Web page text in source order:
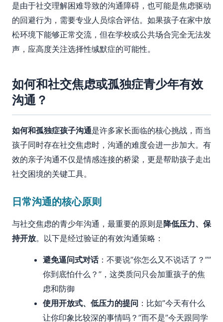
是由于社交理解困难导致的沟通障碍，也可能是焦虑驱动
的回避行为，需要专业人员综合评估。如果孩子在家中放
松环境下能够正常交流，但在学校或公共场合完全无法发
声，应高度关注选择性缄默症的可能性。
如何和社交焦虑或孤独症青少年有效
沟通？
如何和孤独症孩子沟通是许多家长面临的核心挑战，而当
孩子同时存在社交焦虑时，沟通的难度会进一步加大。有
效的亲子沟通不仅是情感连接的桥梁，更是帮助孩子走出
社交困境的关键工具。
日常沟通的核心原则
与社交焦虑的青少年沟通，最重要的原则是降低压力、保
持开放。以下是经过验证的有效沟通策略：
避免逼问式对话：不要说”你怎么又不说话了？””
你到底怕什么？”，这类质问只会加重孩子的焦
虑和防御
使用开放式、低压力的提问 ：比如”今天有什么
让你印象比较深的事情吗？”而不是”今天跟同学